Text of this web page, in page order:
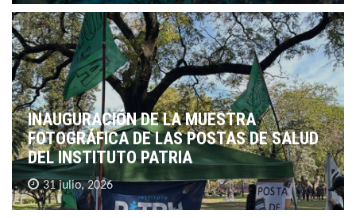
INAUGURACIÓN DE LA MUESTRA
FOTOGRÁFICA DE LAS POSTAS DE SALUD
DEL INSTITUTO PATRIA
31 julio, 2026